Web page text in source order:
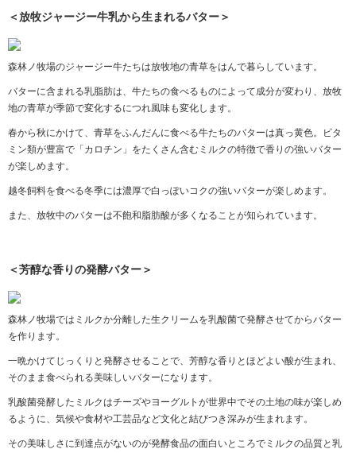
＜放牧ジャージー牛乳から生まれるバター＞
森林ノ牧場のジャージー牛たちは放牧地の青草をはんで暮らしています。
バターに含まれる乳脂肪は、牛たちの食べるものによって成分が変わり、放牧
地の青草が季節で変化するにつれ風味も変化します。
春から秋にかけて、青草をふんだんに食べる牛たちのバターは真っ黄色。ビタ
ミン類が豊富で「カロチン」をたくさん含むミルクの特徴で香りの強いバター
が楽しめます。
越冬飼料を食べる冬季には濃厚で白っぽいコクの強いバターが楽しめます。
また、放牧中のバターは不飽和脂肪酸が多くなることが知られています。
＜芳醇な香りの発酵バター＞
森林ノ牧場ではミルクか分離した生クリームを乳酸菌で発酵させてからバター
を作ります。
一晩かけてじっくりと発酵させることで、芳醇な香りとほどよい酸が生まれ、
そのまま食べられる美味しいバターになります。
乳酸菌発酵したミルクはチーズやヨーグルトが世界中でその土地の味が楽しめ
るように、気候や食材や工芸品など文化と結びつき深みが生まれます。
その美味しさに到達点がないのが発酵食品の面白いところでミルクの品質と乳